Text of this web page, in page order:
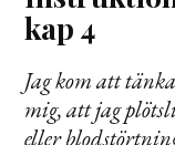
n
kap 4
Jag kom att
mig, att jag
eller